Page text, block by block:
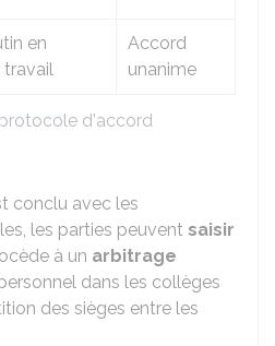
d'accord
en
travail
Accord
unanime
conclu avec les
les parties peuvent saisir
à un arbitrage
dans les collèges
des sièges entre les